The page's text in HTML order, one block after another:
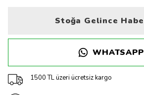
Stoğa Gelince
WHATSAPP
1500 TL üzeri ücretsiz kargo